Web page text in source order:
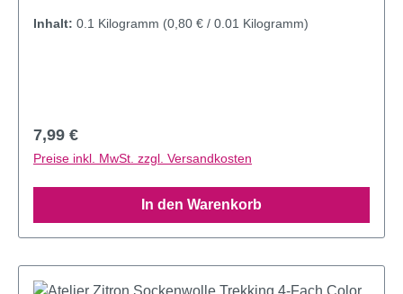
Inhalt: 0.1 Kilogramm (0,80 € / 0.01 Kilogramm)
Regulärer Preis:
7,99 €
Preise inkl. MwSt. zzgl. Versandkosten
In den Warenkorb